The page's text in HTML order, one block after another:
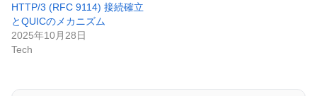
HTTP/3 (RFC 9114) 接続確立
とQUICのメカニズム
2025年10月28日
Tech